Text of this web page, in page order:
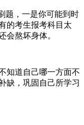
题，一是你可能到时
的考生报考科目太
会熬坏身体。
知道自己哪一方面不
缺，巩固自己所学习